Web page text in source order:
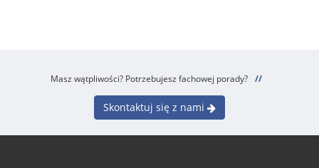
Masz wątpliwości? Potrzebujesz fachowej porady? //
Skontaktuj się z nami